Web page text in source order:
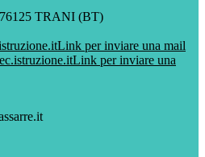
TRANI (BT)
Link per inviare una mail
Link per inviare una